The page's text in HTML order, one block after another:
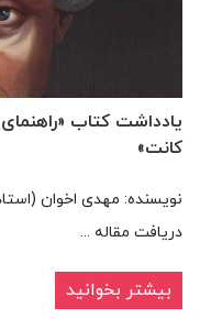
یادداشت کتاب «راهنمای
کانت»
نویسنده: مهدی اخوان
دریافت مقاله ...
بیشتر بخوانید